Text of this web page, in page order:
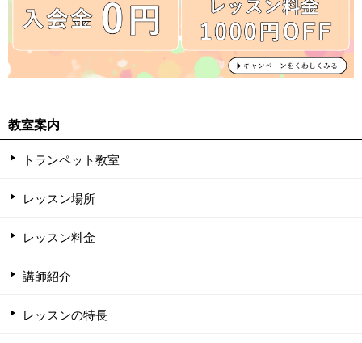
教室案内
トランペット教室
レッスン場所
レッスン料金
講師紹介
レッスンの特長